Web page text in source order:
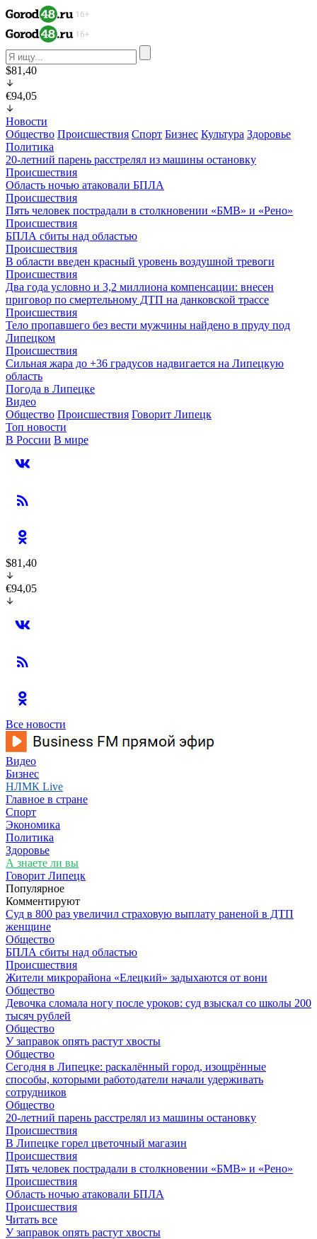
$81,40
€94,05
Новости
Общество Происшествия Спорт Бизнес Культура Здоровье
Политика
20-летний парень расстрелял из машины остановку
Происшествия
Область ночью атаковали БПЛА
Происшествия
Пять человек пострадали в столкновении «БМВ» и «Рено»
Происшествия
БПЛА сбиты над областью
Происшествия
В области введен красный уровень воздушной тревоги
Происшествия
Два года условно и 3,2 миллиона компенсации: внесен
приговор по смертельному ДТП на данковской трассе
Происшествия
Тело пропавшего без вести мужчины найдено в пруду под
Липецком
Происшествия
Сильная жара до +36 градусов надвигается на Липецкую
область
Погода в Липецке
Видео
Общество Происшествия Говорит Липецк
Топ новости
В России В мире
$81,40
€94,05
Все новости
Видео
Бизнес
НЛМК Live
Главное в стране
Спорт
Экономика
Политика
Здоровье
А знаете ли вы
Говорит Липецк
Популярное
Комментируют
Суд в 800 раз увеличил страховую выплату раненой в ДТП
женщине
Общество
БПЛА сбиты над областью
Происшествия
Жители микрорайона «Елецкий» задыхаются от вони
Общество
Девочка сломала ногу после уроков: суд взыскал со школы 200
тысяч рублей
Общество
У заправок опять растут хвосты
Общество
Сегодня в Липецке: раскалённый город, изощрённые
способы, которыми работодатели начали удерживать
сотрудников
Общество
20-летний парень расстрелял из машины остановку
Происшествия
В Липецке горел цветочный магазин
Происшествия
Пять человек пострадали в столкновении «БМВ» и «Рено»
Происшествия
Область ночью атаковали БПЛА
Происшествия
Читать все
У заправок опять растут хвосты